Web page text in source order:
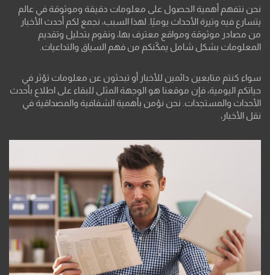
نحن نتفهم أهمية الحصول على معلومات دقيقة وموثوقة في عالم
يتسارع فيه وتيرة الأحداث يوميًا. لهذا السبب، نجمع لكم أحدث الأخبار
من مصادر موثوقة ومواقع معترف بها، ونقوم بتحليل وتقديم
المعلومات بشكل شامل يمكّنكم من فهم السياق والتداعيات.
سواء كنتم متابعين دائمين للأخبار أو تبحثون عن معلومات تؤثر في
حياتكم اليومية، فإن موقعنا هو الوجهة المثلى للبقاء على اطلاع بأحدث
الأحداث والمستجدات. نحن نؤمن بأهمية الشفافية والمصداقية في
نقل الأخبار،